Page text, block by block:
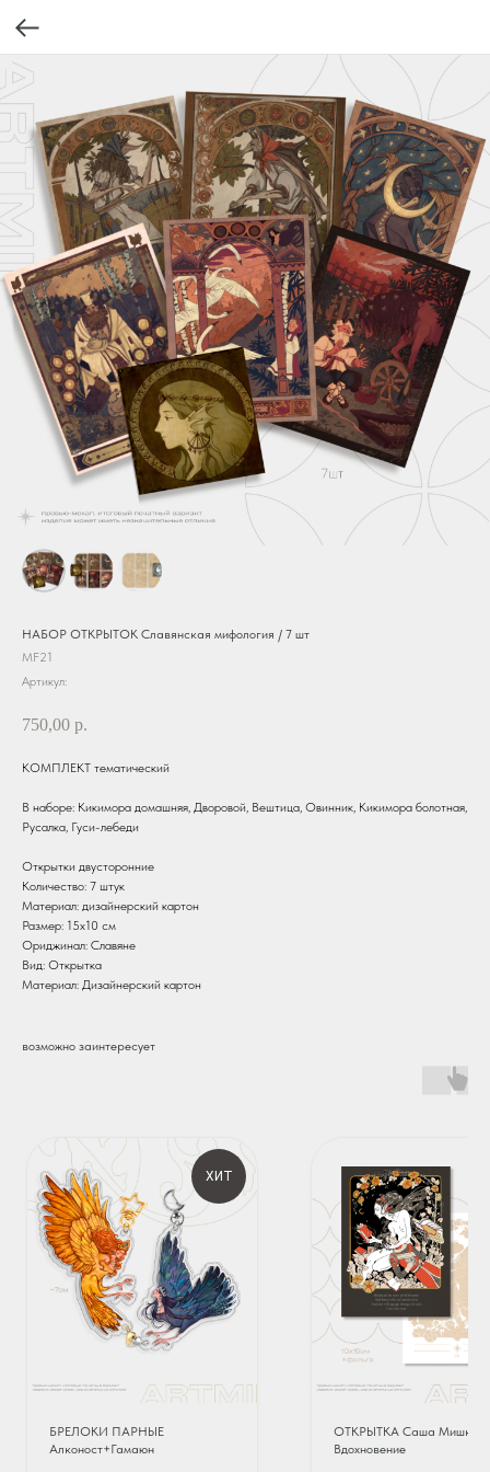
НАБОР ОТКРЫТОК Славянская мифология / 7 шт
MF21
Артикул:
750,00 р.
КОМПЛЕКТ тематический
В наборе: Кикимора домашняя, Дворовой, Вештица, Овинник, Кикимора болотная,
Русалка, Гуси-лебеди
Открытки двусторонние
Количество: 7 штук
Материал: дизайнерский картон
Размер: 15х10 см
Ориджинал: Славяне
Вид: Открытка
Материал: Дизайнерский картон
возможно заинтересует
ХИТ
БРЕЛОКИ ПАРНЫЕ
Алконост+Гамаюн
ОТКРЫТКА Саша Мишко |
Вдохновение